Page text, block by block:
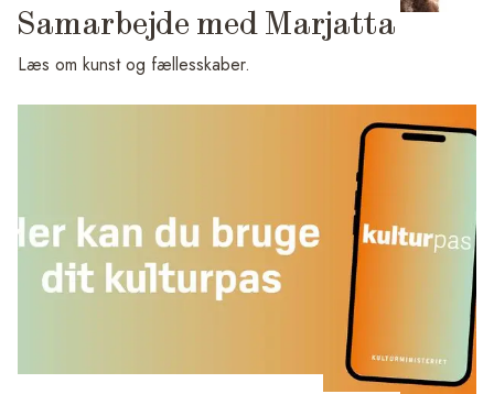
Samarbejde med Marjatta
Læs om kunst og fællesskaber.